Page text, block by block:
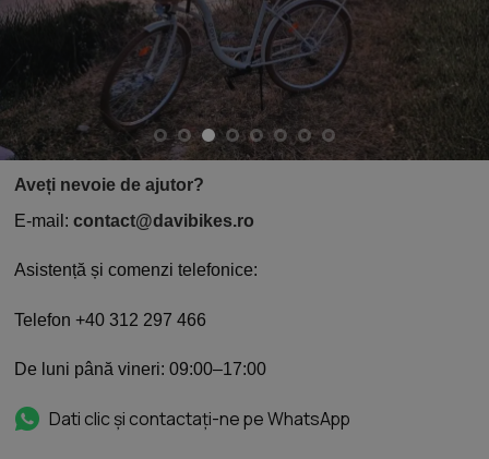
Aveți nevoie de ajutor?
E-mail: contact@davibikes.ro
Asistență și comenzi telefonice:
Telefon +40 312 297 466
De luni până vineri: 09:00–17:00
Dati clic și contactați-ne pe WhatsApp